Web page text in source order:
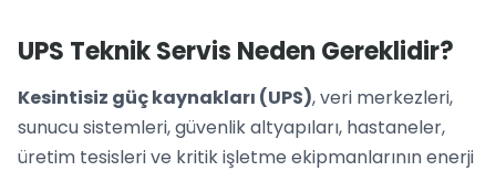
UPS Teknik Servis Neden Gereklidir?
Kesintisiz güç kaynakları (UPS), veri merkezleri,
sunucu sistemleri, güvenlik altyapıları, hastaneler,
üretim tesisleri ve kritik işletme ekipmanlarının enerji